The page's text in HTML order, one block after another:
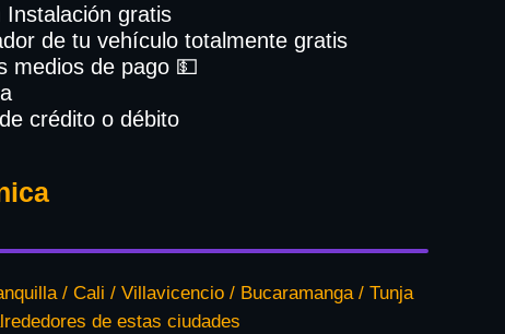
Instalación gratis
de tu vehículo totalmente gratis
medios de pago 💵
crédito o débito
/ Cali / Villavicencio / Bucaramanga / Tunja
de estas ciudades